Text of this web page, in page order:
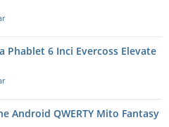
Phablet 6 Inci Evercoss Elevate
Android QWERTY Mito Fantasy